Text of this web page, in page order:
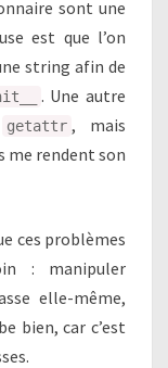
sont une
est que l’on
string afin de
. Une autre
getattr , mais
me rendent son
ces problèmes
: manipuler
elle-même,
bien, car c’est